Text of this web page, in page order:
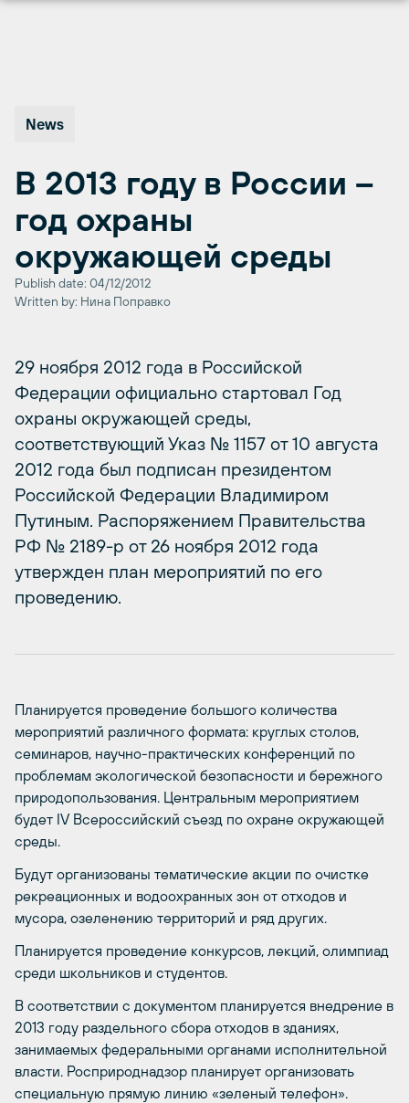
News
В 2013 году в России –
год охраны
окружающей среды
Publish date: 04/12/2012
Written by: Нина Поправко
29 ноября 2012 года в Российской
Федерации официально стартовал Год
охраны окружающей среды,
соответствующий Указ № 1157 от 10 августа
2012 года был подписан президентом
Российской Федерации Владимиром
Путиным. Распоряжением Правительства
РФ № 2189-р от 26 ноября 2012 года
утвержден план мероприятий по его
проведению.
Планируется проведение большого количества
мероприятий различного формата: круглых столов,
семинаров, научно-практических конференций по
проблемам экологической безопасности и бережного
природопользования. Центральным мероприятием
будет IV Всероссийский съезд по охране окружающей
среды.
Будут организованы тематические акции по очистке
рекреационных и водоохранных зон от отходов и
мусора, озеленению территорий и ряд других.
Планируется проведение конкурсов, лекций, олимпиад
среди школьников и студентов.
В соответствии с документом планируется внедрение в
2013 году раздельного сбора отходов в зданиях,
занимаемых федеральными органами исполнительной
власти. Росприроднадзор планирует организовать
специальную прямую линию «зеленый телефон».